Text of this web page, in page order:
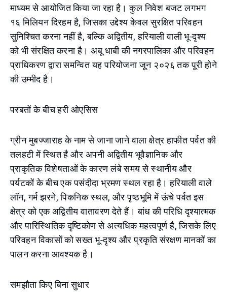
माध्यम से आयोजित किया जा रहा है। कुल निवेश बजट लगभग
१६ मिलियन दिरहम है, जिसका उद्देश्य केवल सुरक्षित परिवहन
सुनिश्चित करना नहीं है, बल्कि अद्वितीय, हरियाली वाली भू-दृश्य
को भी संरक्षित करना है। अबू धाबी की नगरपालिका और परिवहन
प्राधिकरण द्वारा समन्वित यह परियोजना जून २०२६ तक पूरी होने
की उम्मीद है।
परबतों के बीच हरी ओएसिस
ग्रीन मुबज्जाराह के नाम से जाना जाने वाला क्षेत्र हाफीत पर्वत की
तलहटी में स्थित है और अपनी अद्वितीय भूवैज्ञानिक और
प्राकृतिक विशेषताओं के कारण लंबे समय से स्थानीय और
पर्यटकों के बीच एक पसंदीदा भ्रमण स्थल रहा है। हरियाली वाले
लॉन, गर्म झरने, पिकनिक स्थल, और पृष्ठभूमि में ऊंचे पर्वत इस
क्षेत्र को एक अद्वितीय वातावरण देते हैं। बांध की परिधि दृश्यात्मक
और पारिस्थितिक दृष्टिकोण से अत्यधिक महत्वपूर्ण है, जिसके लिए
परिवहन विकासों को सख्त भू-दृश्य और प्रकृति संरक्षण मानकों का
पालन करना आवश्यक है।
समझौता किए बिना सुधार